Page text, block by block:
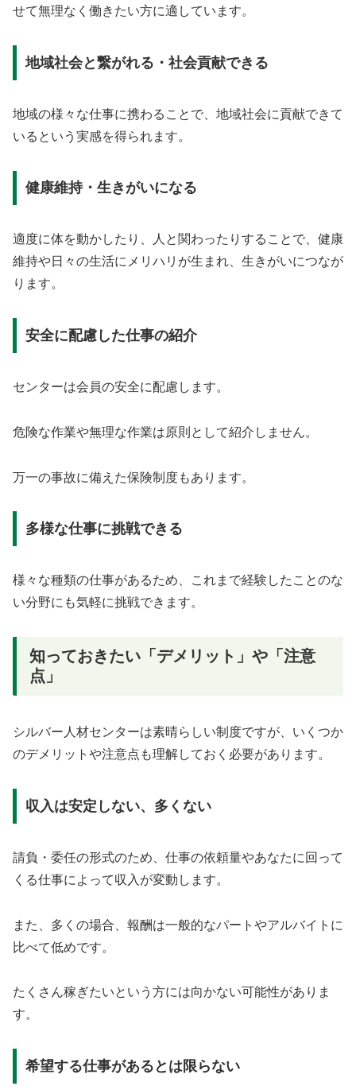
せて無理なく働きたい方に適しています。
地域社会と繋がれる・社会貢献できる
地域の様々な仕事に携わることで、地域社会に貢献できて
いるという実感を得られます。
健康維持・生きがいになる
適度に体を動かしたり、人と関わったりすることで、健康
維持や日々の生活にメリハリが生まれ、生きがいにつなが
ります。
安全に配慮した仕事の紹介
センターは会員の安全に配慮します。
危険な作業や無理な作業は原則として紹介しません。
万一の事故に備えた保険制度もあります。
多様な仕事に挑戦できる
様々な種類の仕事があるため、これまで経験したことのな
い分野にも気軽に挑戦できます。
知っておきたい「デメリット」や「注意
点」
シルバー人材センターは素晴らしい制度ですが、いくつか
のデメリットや注意点も理解しておく必要があります。
収入は安定しない、多くない
請負・委任の形式のため、仕事の依頼量やあなたに回って
くる仕事によって収入が変動します。
また、多くの場合、報酬は一般的なパートやアルバイトに
比べて低めです。
たくさん稼ぎたいという方には向かない可能性がありま
す。
希望する仕事があるとは限らない